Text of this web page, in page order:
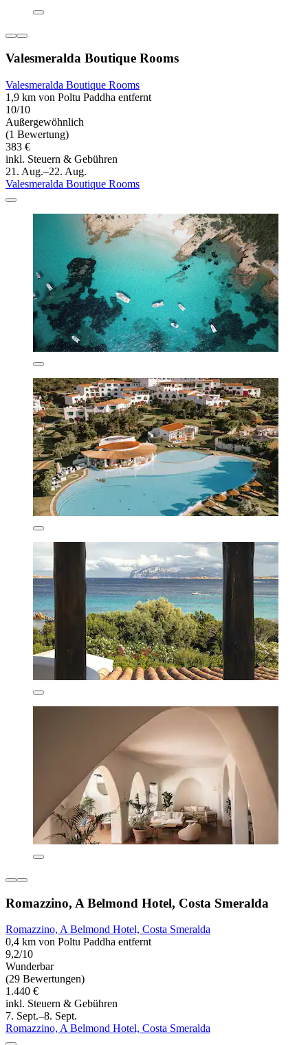
Valesmeralda Boutique Rooms
Valesmeralda Boutique Rooms
1,9 km von Poltu Paddha entfernt
10/10
Außergewöhnlich
(1 Bewertung)
383 €
inkl. Steuern & Gebühren
21. Aug.–22. Aug.
Valesmeralda Boutique Rooms
Romazzino, A Belmond Hotel, Costa Smeralda
Romazzino, A Belmond Hotel, Costa Smeralda
0,4 km von Poltu Paddha entfernt
9,2/10
Wunderbar
(29 Bewertungen)
1.440 €
inkl. Steuern & Gebühren
7. Sept.–8. Sept.
Romazzino, A Belmond Hotel, Costa Smeralda